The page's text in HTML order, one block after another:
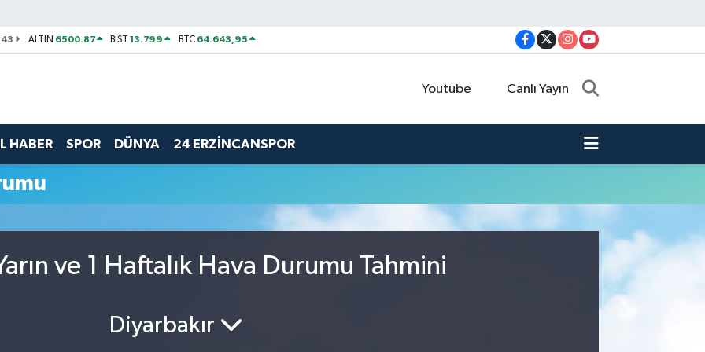
ALTIN 6500.87 BİST13.799 BTC 64.643,95
Youtube Canlı Yayın
HABER SPOR DÜNYA 24 ERZİNCANSPOR
ve 1 Haftalık Hava Durumu Tahmini
Diyarbakır